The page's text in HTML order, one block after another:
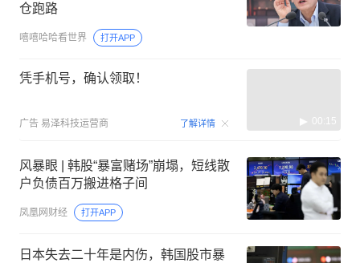
仓跑路
嘻嘻哈哈看世界 打开APP
凭手机号，确认领取！
广告 易泽科技运营商 了解详情 00:15
风暴眼 | 韩股“暴富赌场”崩塌，短线散
户负债百万搬进格子间
凤凰网财经 打开APP
日本失去二十年是内伤，韩国股市暴